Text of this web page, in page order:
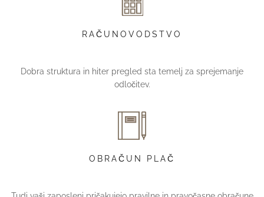
RAČUNOVODSTVO
Dobra struktura in hiter pregled sta temelj za sprejemanje
odločitev.
OBRAČUN PLAČ